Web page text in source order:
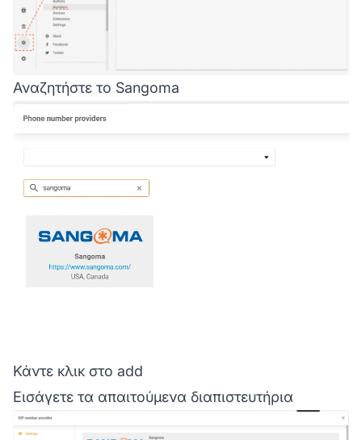
Αναζητήστε το Sangoma
Κάντε κλικ στο add
Εισάγετε τα απαιτούμενα διαπιστευτήρια